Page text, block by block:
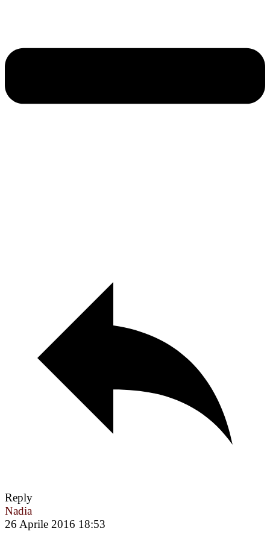
Reply
Nadia
26 Aprile 2016 18:53